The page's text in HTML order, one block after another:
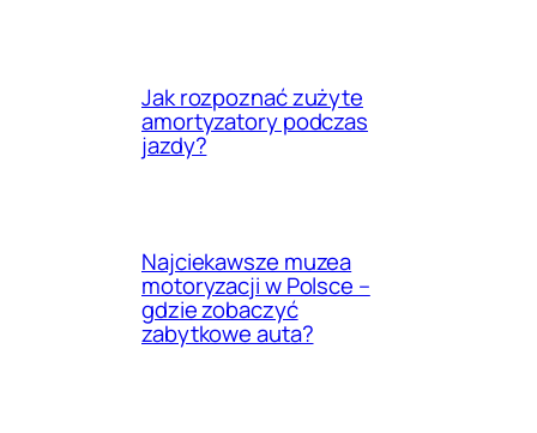
Jak rozpoznać zużyte
amortyzatory podczas
jazdy?
Najciekawsze muzea
motoryzacji w Polsce –
gdzie zobaczyć
zabytkowe auta?